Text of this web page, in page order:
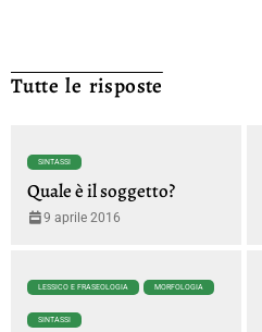
Tutte le risposte
SINTASSI
Quale è il soggetto?
9 aprile 2016
LESSICO E FRASEOLOGIA MORFOLOGIA
SINTASSI